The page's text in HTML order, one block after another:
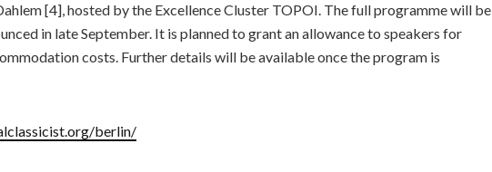
[4], hosted by the Excellence Cluster TOPOI. The full programme will be
in late September. It is planned to grant an allowance to speakers for
costs. Further details will be available once the program is
berlin/